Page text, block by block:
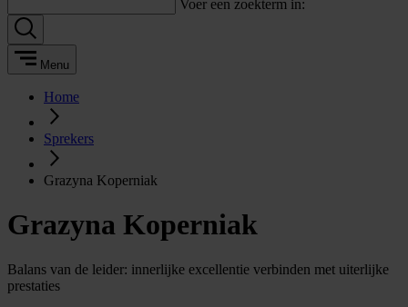
Voer een zoekterm in:
Menu
Home
Sprekers
Grazyna Koperniak
Grazyna Koperniak
Balans van de leider: innerlijke excellentie verbinden met uiterlijke
prestaties